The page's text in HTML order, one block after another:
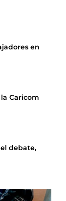
en
Caricom
debate,